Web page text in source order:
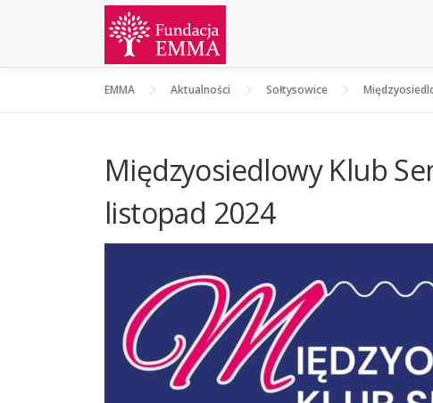
EMMA Aktualności Sołtysowice
Międzyosiedlowy Klub
listopad 2024